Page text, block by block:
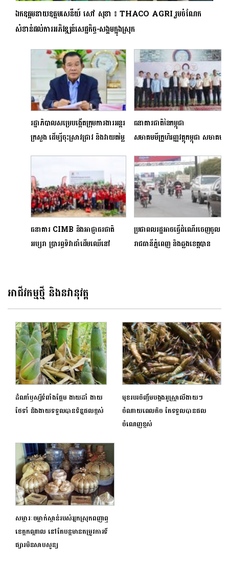
ឯកឧត្តមនាយឧត្តមសេនីយ៍ សៅ សុខា ៖ THACO AGRI រួមចំណែក
សំខាន់ដល់ការអភិវឌ្ឍន៍សេដ្ឋកិច្ច-សង្គមក្នុងស្រុក
រដ្ឋាភិបាលសម្រេបង្កើតក្រុមការងារអន្តរ
ក្រសួង ដើម្បីចុះស្រាវជ្រាវ និងវាយតម្លៃ
ធនាគារជាតិនៃកម្ពុជា
សមាគមមីក្រូហិរញ្ញវត្ថុកម្ពុជា សមាគម
ផ្តួចផ្តើមយុទ្ធនាការបរិច្ចាគឈាម
«សង្គ្រោះជីវិតខ្ញុំ»
ធនាគារ CIMB និងអាជ្ញាធរជាតិ
អប្សរា ប្រារព្ធទិវាដាំដើមឈើនៅ
អង្គរ
ប្រជាពលរដ្ឋអាចធ្វើដំណើរចេញចូល
រាជធានីភ្នំពេញ និងឆ្លងខេត្តបាន
អាជីវកម្មថ្មី និងនវានុវត្ត
ដំណាំឫស្សីទំពាំងផ្អែម ងាយដាំ ងាយ
ថែទាំ និងងាយទទួលបានទិន្នផលខ្ពស់
មុខរបរចិញ្ចឹមបង្កងអូស្ត្រាលីងាយៗ
ចំណាយពេលតិច តែទទួលបានផល
ចំណេញខ្ពស់
សម្ភារៈចម្លាក់ស្ពាន់របស់អ្នកស្រុកពញាឮ
ខេត្តកណ្តាល នៅតែបន្តមានតម្រូវការទី
ផ្សារមិនសាបសូន្យ